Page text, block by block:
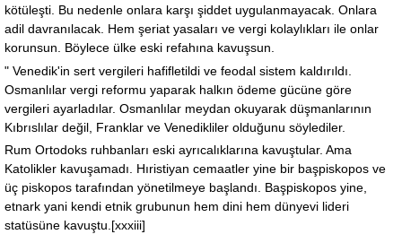
kötüleşti. Bu nedenle onlara karşı şiddet uygulanmayacak. Onlara
adil davranılacak. Hem şeriat yasaları ve vergi kolaylıkları ile onlar
korunsun. Böylece ülke eski refahına kavuşsun.
" Venedik'in sert vergileri hafifletildi ve feodal sistem kaldırıldı.
Osmanlılar vergi reformu yaparak halkın ödeme gücüne göre
vergileri ayarladılar. Osmanlılar meydan okuyarak düşmanlarının
Kıbrıslılar değil, Franklar ve Venedikliler olduğunu söylediler.
Rum Ortodoks ruhbanları eski ayrıcalıklarına kavuştular. Ama
Katolikler kavuşamadı. Hıristiyan cemaatler yine bir başpiskopos ve
üç piskopos tarafından yönetilmeye başlandı. Başpiskopos yine,
etnark yani kendi etnik grubunun hem dini hem dünyevi lideri
statüsüne kavuştu.[xxxiii]